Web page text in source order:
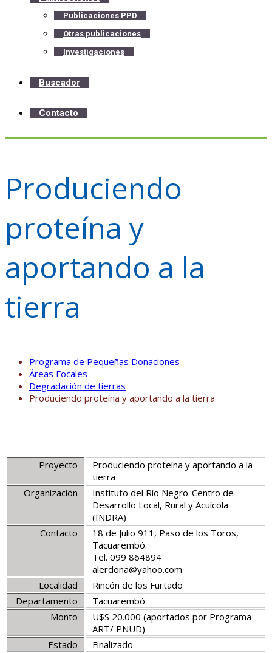
Publicaciones PPD
Otras publicaciones
Investigaciones
Buscador
Contacto
Produciendo
proteína y
aportando a la
tierra
Programa de Pequeñas Donaciones
Áreas Focales
Degradación de tierras
Produciendo proteína y aportando a la tierra
Proyecto
Produciendo proteína y aportando a la
tierra
Organización
Instituto del Río Negro-Centro de
Desarrollo Local, Rural y Acuícola
(INDRA)
Contacto
18 de Julio 911, Paso de los Toros,
Tacuarembó.
Tel. 099 864894
alerdona@yahoo.com
Localidad
Rincón de los Furtado
Departamento
Tacuarembó
Monto
U$S 20.000 (aportados por Programa
ART/ PNUD)
Estado
Finalizado